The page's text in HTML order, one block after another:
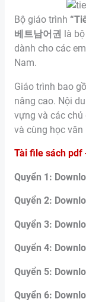
Bộ giáo trình
베트남어권
là
dành cho các
Nam.
Giáo trình bao
nâng cao. Nội
vựng và các chủ
và cùng học văn
Tài file sách pdf
Quyển 1:
Quyển 2:
Quyển 3:
Quyển 4:
Quyển 5:
Quyển 6: